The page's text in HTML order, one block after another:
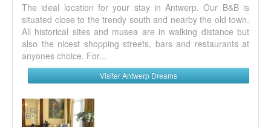
The ideal location for your stay in Antwerp. Our B&B is
situated close to the trendy south and nearby the old town.
All historical sites and musea are in walking distance but
also the nicest shopping streets, bars and restaurants at
anyones choice. For...
Visiter Antwerp Dreams